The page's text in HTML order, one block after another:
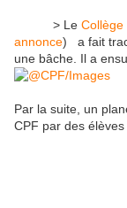
> Le Collège
annonce) a fait
une bâche. Il a
Par la suite, un
CPF par des